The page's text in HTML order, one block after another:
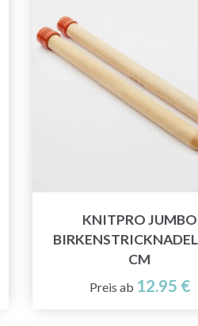
KNITPRO JUMBO
CM
Preis ab 12.95 €